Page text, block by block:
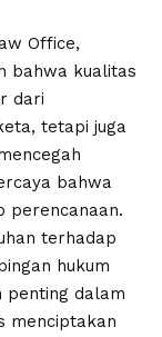
Office,
bahwa kualitas
dari
tetapi juga
bahwa
perencanaan.
terhadap
hukum
penting dalam
menciptakan